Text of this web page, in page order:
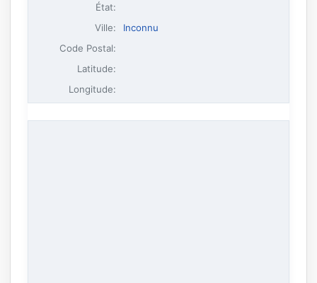
État:
Ville:
Inconnu
Code Postal:
Latitude:
Longitude: